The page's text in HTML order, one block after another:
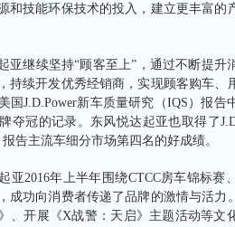
和技能环保技术的投入，建立更丰富的
亚继续坚持“顾客至上”，通过不断提升
持续开发优秀经销商，实现顾客购车、
国J.D.Power新车质量研究（IQS）报告
夺冠的记录。东风悦达起亚也取得了
告主流车细分市场第四名的好成绩。
亚2016年上半年围绕CTCC房车锦标赛
成功向消费者传递了品牌的激情与活力
、开展《X战警：天启》主题活动等文